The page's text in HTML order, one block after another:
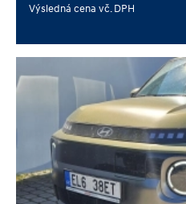
Výsledná cena vč. DPH